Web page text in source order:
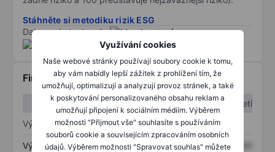
Využívání cookies
Naše webové stránky používají soubory cookie k tomu,
aby vám nabídly lepší zážitek z prohlížení tím, že
umožňují, optimalizují a analyzují provoz stránek, a také
k poskytování personalizovaného obsahu reklam a
umožňují připojení k sociálním médiím. Výběrem
možnosti "Přijmout vše" souhlasíte s používáním
souborů cookie a souvisejícím zpracováním osobních
údajů. Výběrem možnosti "Spravovat souhlas" můžete
Stáhněte si metodiku rizik ESG
Data poskytnuta od
/
Finanční informace
1. čtvrtletí
2. čtvrtletí
Výkaz zisku a ztráty
Výnos XXXXXXX XXXXXXX